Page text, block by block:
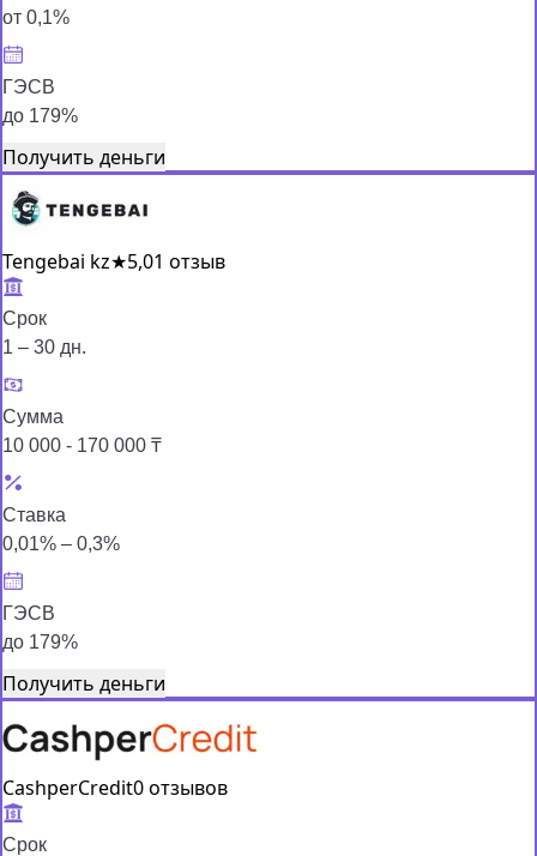
от 0,1%
ГЭСВ
до 179%
Получить деньги
Tengebai kz★5,01 отзыв
Срок
1 – 30 дн.
Сумма
10 000 - 170 000 ₸
Ставка
0,01% – 0,3%
ГЭСВ
до 179%
Получить деньги
CashperCredit0 отзывов
Срок